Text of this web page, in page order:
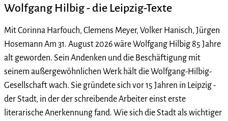
Wolfgang Hilbig - die Leipzig-Texte
Mit Corinna Harfouch, Clemens Meyer, Volker Hanisch, Jürgen
Hosemann Am 31. August 2026 wäre Wolfgang Hilbig 85 Jahre
alt geworden. Sein Andenken und die Beschäftigung mit
seinem außergewöhnlichen Werk hält die Wolfgang-Hilbig-
Gesellschaft wach. Sie gründete sich vor 15 Jahren in Leipzig -
der Stadt, in der der schreibende Arbeiter einst erste
literarische Anerkennung fand. Wie sich die Stadt als wichtiger